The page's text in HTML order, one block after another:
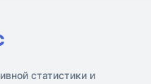
статистики и